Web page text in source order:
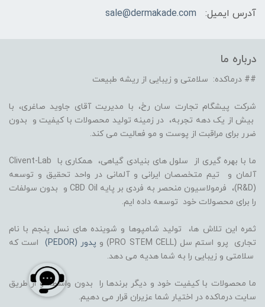
آدرس ایمیل:
sale@dermakade.com
درباره ما
## درماکده: سلامتی و زیبایی از ریشه طبیعت
شرکت پیشگام تجارت سان رخ، با مدیریت آقای جاوید صاغری، با
بیش از یک دهه تجربه، در زمینه تولید محصولات با کیفیت و بدون
ضرر برای مراقبت از پوست و مو فعالیت می کند.
ما با بهره گیری از سلول های بنیادی گیاهی، همکاری با Clivent-Lab
آلمان و تیم متخصصان ایرانی و آلمانی در واحد تحقیق و توسعه
(R&D)، فرمولاسیون منحصر به فردی بر پایه CBD Oil و بدون سولفات
را برای محصولات خود توسعه داده ایم.
ثمره این تلاش ها، تولید شامپوها و شوینده های نسل پنجم با نام
تجاری پرو استم سل (PRO STEM CELL) و
پدور (PEDOR)
است که
سلامتی و زیبایی را به شما هدیه می دهد.
ما محصولات با کیفیت خود و دیگر برندها را بدون واسطه و از طریق
سایت درماکده در اختیار شما عزیران قرار می دهیم.